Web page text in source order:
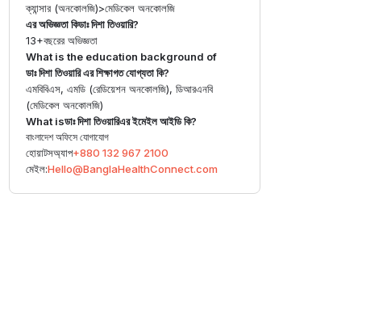
ক্যান্সার (অনকোলজি)>মেডিকেল অনকোলজি
এর অভিজ্ঞতা কিডাঃ দিশা তিওয়ারি?
13+বছরের অভিজ্ঞতা
What is the education background of
ডাঃ দিশা তিওয়ারিএর শিক্ষাগত যোগ্যতা কি?
এমবিবিএস, এমডি (রেডিয়েশন অনকোলজি), ডিআরএনবি
(মেডিকেল অনকোলজি)
What isডাঃ দিশা তিওয়ারিএর ইমেইল আইডি কি?
বাংলাদেশ অফিসে যোগাযোগ
হোয়াটসঅ্যাপ+880 132 967 2100
মেইল:Hello@BanglaHealthConnect.com